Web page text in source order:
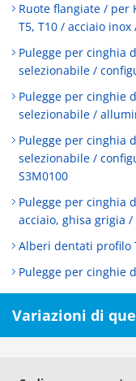
Ruote flangiate / per
T5, T10 / acciaio inox
Pulegge per cinghia
selezionabile /
Pulegge per cinghie
selezionabile /
Pulegge per cinghia
selezionabile /
S3M0100
Pulegge per cinghia
acciaio, ghisa grigia /
Alberi dentati profilo
Pulegge per cinghie
Variazioni di